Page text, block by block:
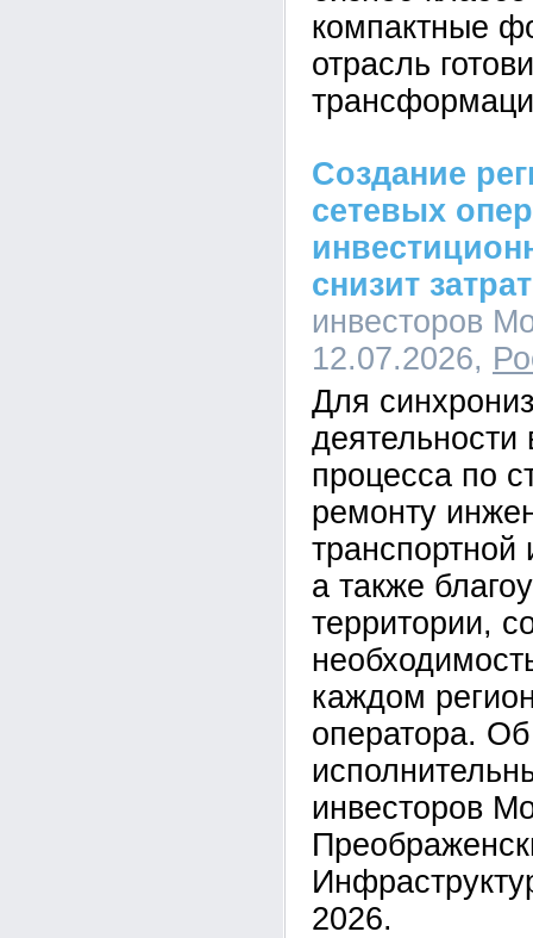
компактные
отрасль
Создание
сетевых
снизит
инвесторов
12.07.2026,
Для
деятельности
процесса по
ремонту
транспортной
а также
территории,
каждом
оператора.
инвесторов
2026.